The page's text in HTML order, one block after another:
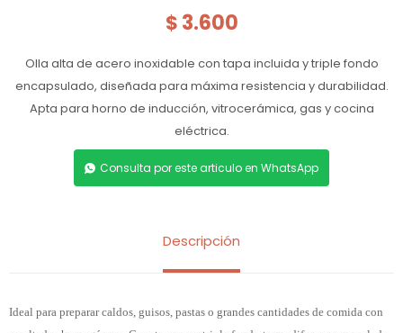
$ 3.600
Olla alta de acero inoxidable con tapa incluida y triple fondo
encapsulado, diseñada para máxima resistencia y durabilidad.
Apta para horno de inducción, vitrocerámica, gas y cocina
eléctrica.
Consulta por este articulo en WhatsApp
Descripción
Ideal para preparar caldos, guisos, pastas o grandes cantidades de comida con